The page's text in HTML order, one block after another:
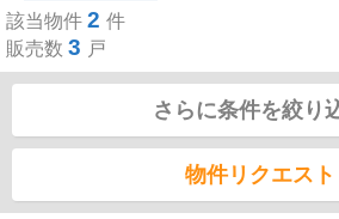
該当物件 2 件
販売数 3 戸
さらに条件を絞り
物件リクエスト